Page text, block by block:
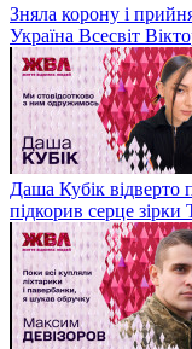
Зняла корону і
Україна Всесвіт
Даша Кубік відверто
підкорив серце зірки